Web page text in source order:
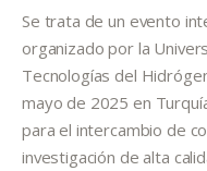
Se trata de un evento
organizado por la
Tecnologías del
mayo de 2025 en
para el intercambio de
investigación de alta